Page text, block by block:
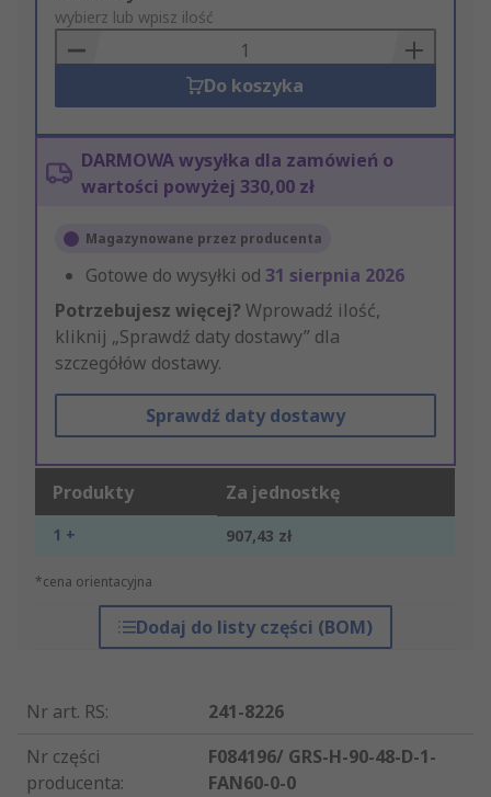
to
Basket
wybierz lub wpisz ilość
Do koszyka
DARMOWA wysyłka dla zamówień o
wartości powyżej 330,00 zł
Magazynowane przez producenta
Gotowe do wysyłki od 31 sierpnia 2026
Potrzebujesz więcej? Wprowadź ilość,
kliknij „Sprawdź daty dostawy” dla
szczegółów dostawy.
Sprawdź daty dostawy
Produkty Za jednostkę
1 + 907,43 zł
*cena orientacyjna
Dodaj do listy części (BOM)
Nr art. RS:
241-8226
Nr części
producenta:
F084196/ GRS-H-90-48-D-1-
FAN60-0-0